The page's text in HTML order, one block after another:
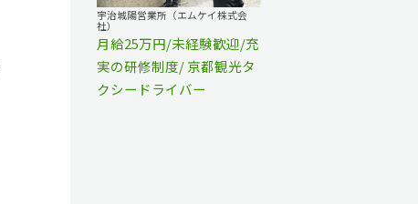
宇治城陽営業所（エムケイ株式会
社）
月給25万円/未経験歓迎/充
実の研修制度/ 京都観光タ
クシードライバー